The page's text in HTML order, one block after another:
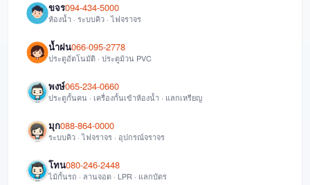
ขจร094-434-5000
ห้องน้ำ · ระบบคิว · ไฟจราจร
น้ำฝน066-095-2778
ประตูอัตโนมัติ · ประตูม้วน PVC
พงษ์065-234-0660
ประตูกั้นคน · เครื่องกั้นเข้าห้องน้ำ · แลกเหรียญ
มุก088-864-0000
ระบบคิว · ไฟจราจร · อุปกรณ์จราจร
โทน080-246-2448
ไม้กั้นรถ · ลานจอด · LPR · แลกบัตร